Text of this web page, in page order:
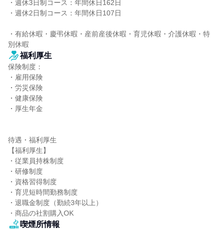
・週休3日制コース：年間休日162日
・週休2日制コース：年間休日107日
・有給休暇・慶弔休暇・産前産後休暇・育児休暇・介護休暇・特
別休暇
福利厚生
保険制度：
・雇用保険
・労災保険
・健康保険
・厚生年金
待遇・福利厚生
【福利厚生】
・従業員持株制度
・研修制度
・資格習得制度
・育児短時間勤務制度
・退職金制度（勤続3年以上）
・商品の社割購入OK
喫煙所情報